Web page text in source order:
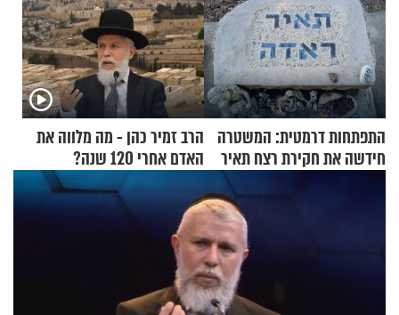
התפתחות דרמטית: המשטרה
חידשה את חקירת רצח תאיר
הרב זמיר כהן - מה מלווה את
האדם אחרי 120 שנה?